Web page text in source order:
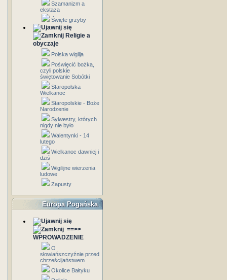
Szamanizm a
ekstaza
Święte grzyby
Religie a
obyczaje
Polska wigilja
Poświęcić bożka,
czyli polskie
świętowanie Sobótki
Staropolska
Wielkanoc
Staropolskie - Boże
Narodzenie
Sylwestry, których
nigdy nie było
Walentynki - 14
lutego
Wielkanoc dawniej i
dziś
Wigilijne wierzenia
ludowe
Zapusty
Europa Pogańska
==>>
WPROWADZENIE
O
słowiańszczyźnie przed
chrześcijaństwem
Okolice Bałtyku